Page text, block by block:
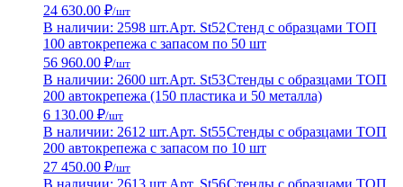
24 630.00 ₽/шт
В наличии: 2598 шт.Арт. St52Стенд с образцами ТОП
100 автокрепежа с запасом по 50 шт
56 960.00 ₽/шт
В наличии: 2600 шт.Арт. St53Стенды с образцами ТОП
200 автокрепежа (150 пластика и 50 металла)
6 130.00 ₽/шт
В наличии: 2612 шт.Арт. St55Стенды с образцами ТОП
200 автокрепежа с запасом по 10 шт
27 450.00 ₽/шт
В наличии: 2613 шт.Арт. St56Стенды с образцами ТОП